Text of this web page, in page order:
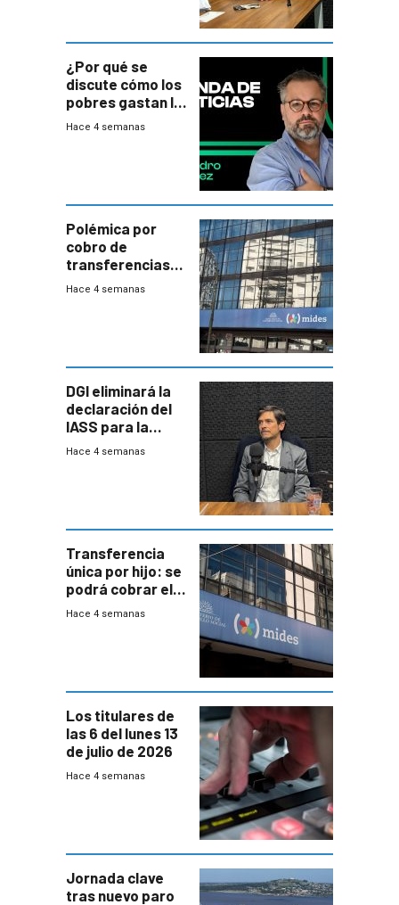
¿Por qué se
discute cómo los
pobres gastan la
plata?
Hace 4 semanas
Polémica por
cobro de
transferencias
del Mides en
Hace 4 semanas
DGI eliminará la
declaración del
IASS para la
mayoría de los
Hace 4 semanas
Transferencia
única por hijo: se
podrá cobrar el
100% en efectivo
Hace 4 semanas
Los titulares de
las 6 del lunes 13
de julio de 2026
Hace 4 semanas
Jornada clave
tras nuevo paro